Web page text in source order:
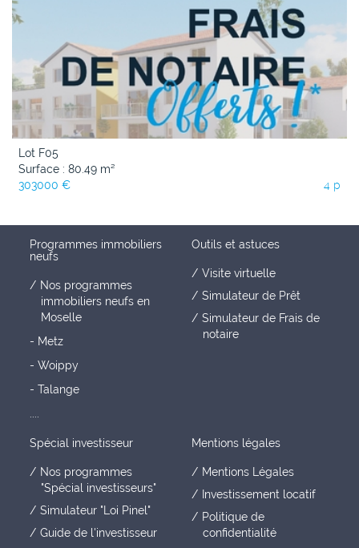
Lot F05
Surface : 80.49 m²
303000 €
4 p
Programmes immobiliers
neufs
Nos programmes
immobiliers neufs en
Moselle
- Metz
- Woippy
- Talange
Outils et astuces
Visite virtuelle
Simulateur de Prêt
Simulateur de Frais de
notaire
Spécial investisseur
Nos programmes
"Spécial investisseurs"
Simulateur "Loi Pinel"
Guide de l'investisseur
Mentions légales
Mentions Légales
Investissement locatif
Politique de
confidentialité